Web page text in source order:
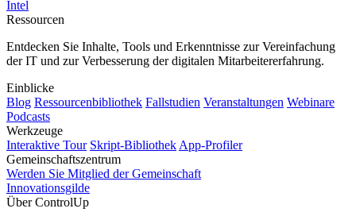
Intel
Ressourcen
Entdecken Sie Inhalte, Tools und Erkenntnisse zur Vereinfachung
der IT und zur Verbesserung der digitalen Mitarbeitererfahrung.
Einblicke
Blog Ressourcenbibliothek Fallstudien Veranstaltungen Webinare
Podcasts
Werkzeuge
Interaktive Tour Skript-Bibliothek App-Profiler
Gemeinschaftszentrum
Werden Sie Mitglied der Gemeinschaft
Innovationsgilde
Über ControlUp